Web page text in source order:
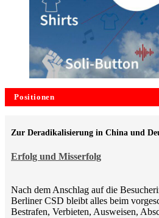
Positionen
Erfolg und Misserfolg
Zur Deradikalisierung in China und
Nach dem Anschlag auf die
Berliner CSD bleibt alles beim
Bestrafen, Verbieten, Ausweisen,